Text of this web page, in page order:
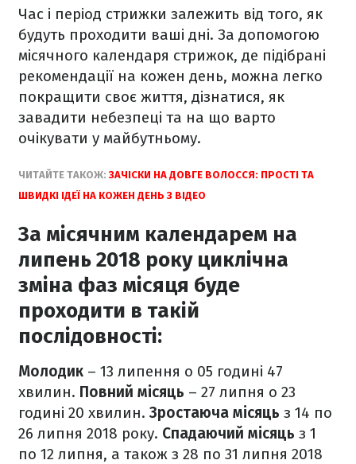
Час і період стрижки залежить від того, як
будуть проходити ваші дні. За допомогою
місячного календаря стрижок, де підібрані
рекомендації на кожен день, можна легко
покращити своє життя, дізнатися, як
завадити небезпеці та на що варто
очікувати у майбутньому.
ЧИТАЙТЕ ТАКОЖ:ЗАЧІСКИ НА ДОВГЕ ВОЛОССЯ: ПРОСТІ ТА
ШВИДКІ ІДЕЇ НА КОЖЕН ДЕНЬ З ВІДЕО
За місячним календарем на
липень 2018 року циклічна
зміна фаз місяця буде
проходити в такій
послідовності:
Молодик – 13 липення о 05 годині 47
хвилин. Повний місяць – 27 липня о 23
годині 20 хвилин. Зростаюча місяць з 14 по
26 липня 2018 року. Спадаючий місяць з 1
по 12 липня, а також з 28 по 31 липня 2018